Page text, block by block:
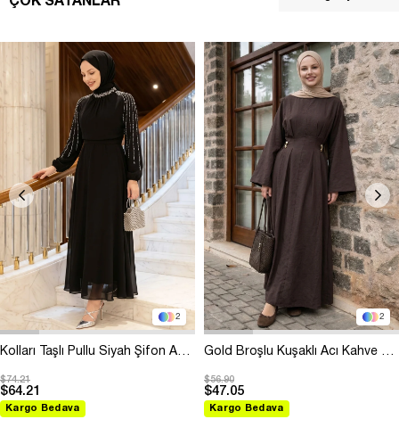
2
Kolları Taşlı Pullu Siyah Şifon Abiye
$74.21
$64.21
Kargo Bedava
2
Gold Broşlu Kuşaklı Acı Kahve Modal Elbise
$56.90
$47.05
Kargo Bedava